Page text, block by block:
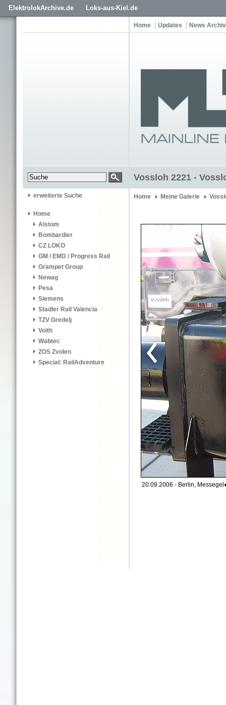
ElektrolokArchive.de Loks-aus-Kiel.de
Home Updates News Archiv
Vossloh 2221 -
erweiterte Suche
Home
Alstom
Bombardier
CZ LOKO
GM / EMD / Progress Rail
Grampet Group
Newag
Pesa
Siemens
Stadler Rail Valencia
TZV Gredelj
Voith
Wabtec
ZOS Zvolen
Special: RailAdventure
Home Meine Galerie
20.09.2006 - Berlin,